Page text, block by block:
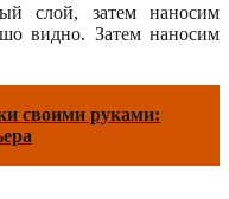
слой, затем наносим
видно. Затем наносим
своими руками: